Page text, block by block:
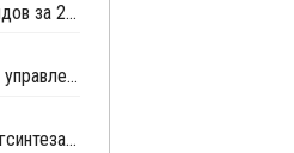
КОС утвердил 4,3 млрд рублей дивидендов за 2025 год
СИБУР полностью перестроил систему управления ремонтами на КОСе
На производстве полиэтилена Казаньоргсинтеза начался плановый ремонт